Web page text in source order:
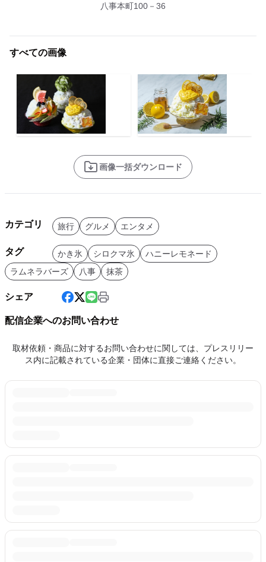
八事本町100－36
すべての画像
画像一括ダウンロード
カテゴリ 旅行 グルメ エンタメ
タグ かき氷 シロクマ氷
ハニーレモネード
ラムネラバーズ
八事 抹茶
シェア
配信企業へのお問い合わせ
取材依頼・商品に対するお問い合わせに関しては、プレスリリー
ス内に記載されている企業・団体に直接ご連絡ください。